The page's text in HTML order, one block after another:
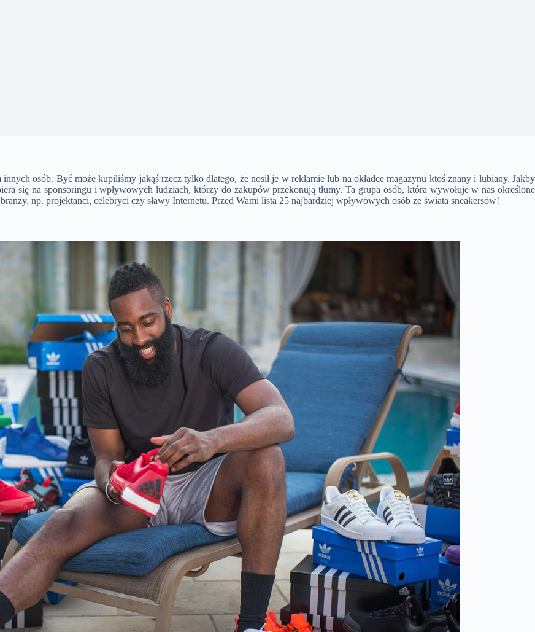
osób. Być może kupiliśmy jakąś rzecz tylko dlatego, że nosił je w reklamie lub na okładce magazynu ktoś znany i lubiany. Jakby
się na sponsoringu i wpływowych ludziach, którzy do zakupów przekonują tłumy. Ta grupa osób, która wywołuje w nas określone
np. projektanci, celebryci czy sławy Internetu. Przed Wami lista 25 najbardziej wpływowych osób ze świata sneakersów!